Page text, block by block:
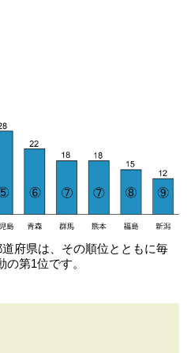
府県は、その順位とともに毎
第1位です。